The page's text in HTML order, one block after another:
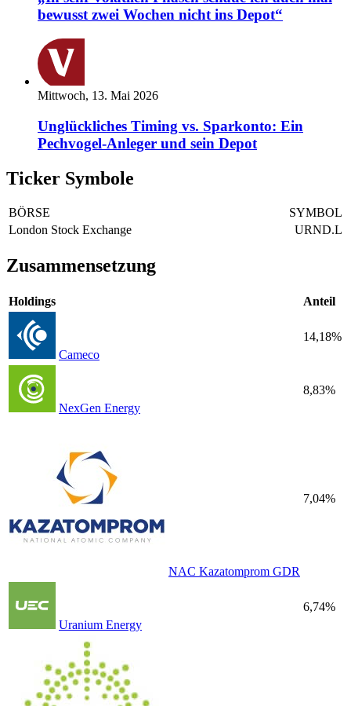
bewusst zwei Wochen nicht ins Depot“
Mittwoch, 13. Mai 2026
Unglückliches Timing vs. Sparkonto: Ein
Pechvogel-Anleger und sein Depot
Ticker Symbole
BÖRSE
SYMBOL
London Stock Exchange
URND.L
Zusammensetzung
Holdings Anteil
Cameco
14,18%
NexGen Energy
8,83%
NAC Kazatomprom GDR
7,04%
Uranium Energy
6,74%